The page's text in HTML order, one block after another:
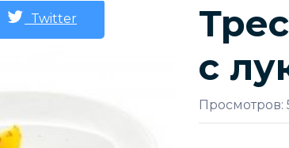
Twitter
с
Просмотров: